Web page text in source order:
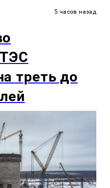
5 часов назад
треть до